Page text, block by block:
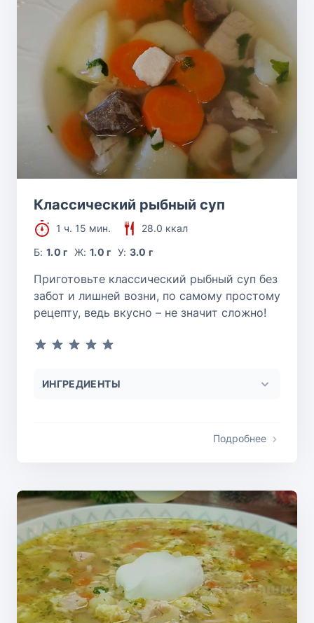
Классический рыбный суп
1 ч. 15 мин.
28.0 ккал
Б:1.0 г Ж: 1.0 г У: 3.0 г
Приготовьте классический рыбный суп без
забот и лишней возни, по самому простому
рецепту, ведь вкусно – не значит сложно!
ИНГРЕДИЕНТЫ
Подробнее